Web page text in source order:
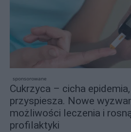
sponsorowane
Cukrzyca – cicha
przyspiesza. Nowe
możliwości leczenia i
profilaktyki